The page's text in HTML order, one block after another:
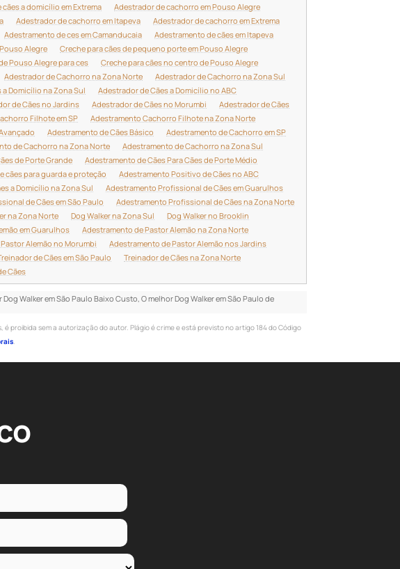
a domicílio em Extrema
Adestrador de cachorro em Pouso Alegre
Adestrador de cachorro em Itapeva
Adestrador de cachorro em Extrema
Adestramento de ces em Camanducaia
Adestramento de cães em Itapeva
Alegre
Creche para cães de pequeno porte em Pouso Alegre
Pouso Alegre para ces
Creche para cães no centro de Pouso Alegre
Adestrador de Cachorro na Zona Norte
Adestrador de Cachorro na Zona Sul
Domicílio na Zona Sul
Adestrador de Cães a Domicílio no ABC
de Cães no Jardins Adestrador de Cães no Morumbi
Adestrador de Cães
Filhote em SP
Adestramento Cachorro Filhote na Zona Norte
Adestramento de Cães Básico
Adestramento de Cachorro em SP
de Cachorro na Zona Norte
Adestramento de Cachorro na Zona Sul
de Porte Grande
Adestramento de Cães Para Cães de Porte Médio
cães para guarda e proteção
Adestramento Positivo de Cães no ABC
a Domicílio na Zona Sul
Adestramento Profissional de Cães em Guarulhos
de Cães em São Paulo
Adestramento Profissional de Cães na Zona Norte
na Zona Norte Dog Walker na Zona Sul
Dog Walker no Brooklin
em Guarulhos
Adestramento de Pastor Alemão na Zona Norte
Alemão no Morumbi
Adestramento de Pastor Alemão nos Jardins
de Cães em São Paulo
Treinador de Cães na Zona Norte
Cães
Walker em São Paulo Baixo Custo, O melhor Dog Walker em São Paulo de
proibida sem a autorização do autor. Plágio é crime e está previsto no artigo 184 do Código
.